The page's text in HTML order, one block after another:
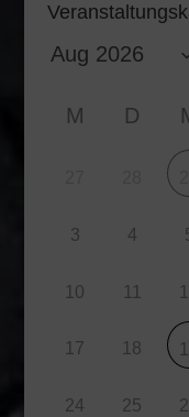
M D
3 4
10 11
17 18
24 25